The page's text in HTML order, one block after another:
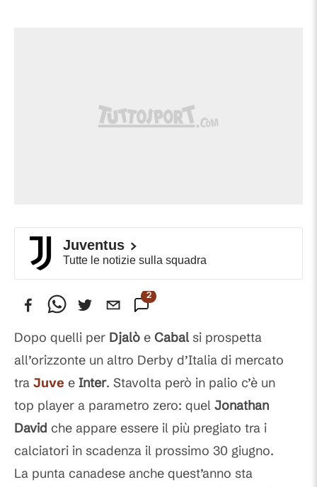
Juventus
Tutte le notizie sulla squadra
2
Dopo quelli per Djalò e Cabal si prospetta
all’orizzonte un altro Derby d’Italia di mercato
tra Juve e Inter. Stavolta però in palio c’è un
top player a parametro zero: quel Jonathan
David che appare essere il più pregiato tra i
calciatori in scadenza il prossimo 30 giugno.
La punta canadese anche quest’anno sta